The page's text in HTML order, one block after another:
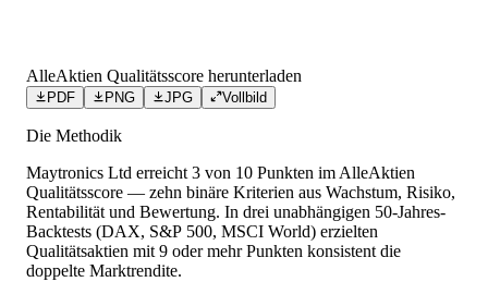
AlleAktien Qualitätsscore herunterladen
PDF PNG JPG Vollbild
Die Methodik
Maytronics Ltd erreicht 3 von 10 Punkten im AlleAktien
Qualitätsscore — zehn binäre Kriterien aus Wachstum, Risiko,
Rentabilität und Bewertung. In drei unabhängigen 50-Jahres-
Backtests (DAX, S&P 500, MSCI World) erzielten
Qualitätsaktien mit 9 oder mehr Punkten konsistent die
doppelte Marktrendite.